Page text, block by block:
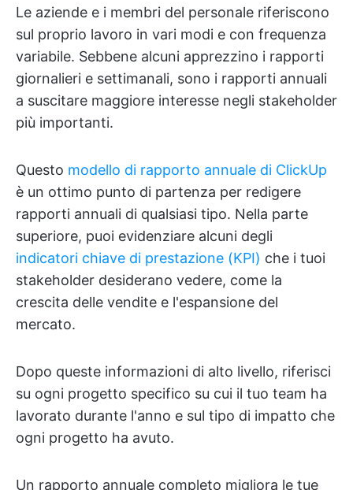
Le aziende e i membri del personale riferiscono
sul proprio lavoro in vari modi e con frequenza
variabile. Sebbene alcuni apprezzino i rapporti
giornalieri e settimanali, sono i rapporti annuali
a suscitare maggiore interesse negli stakeholder
più importanti.
Questo modello di rapporto annuale di ClickUp
è un ottimo punto di partenza per redigere
rapporti annuali di qualsiasi tipo. Nella parte
superiore, puoi evidenziare alcuni degli
indicatori chiave di prestazione (KPI) che i tuoi
stakeholder desiderano vedere, come la
crescita delle vendite e l'espansione del
mercato.
Dopo queste informazioni di alto livello, riferisci
su ogni progetto specifico su cui il tuo team ha
lavorato durante l'anno e sul tipo di impatto che
ogni progetto ha avuto.
Un rapporto annuale completo migliora le tue